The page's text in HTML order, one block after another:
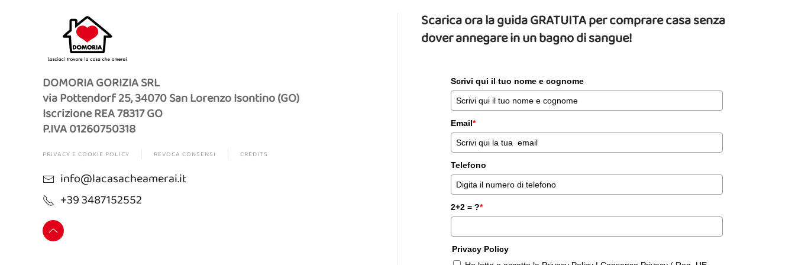
DOMORIA GORIZIA SRL
via Pottendorf 25, 34070 San Lorenzo Isontino (GO)
Iscrizione REA 78317 GO
P.IVA 01260750318
PRIVACY E COOKIE POLICY REVOCA CONSENSI CREDITS
info@lacasacheamerai.it
+39 3487152552
Scarica ora la guida GRATUITA per comprare casa senza
dover annegare in un bagno di sangue!
Scrivi qui il tuo nome e cognome
Email*
Telefono
2+2 = ?*
Privacy Policy